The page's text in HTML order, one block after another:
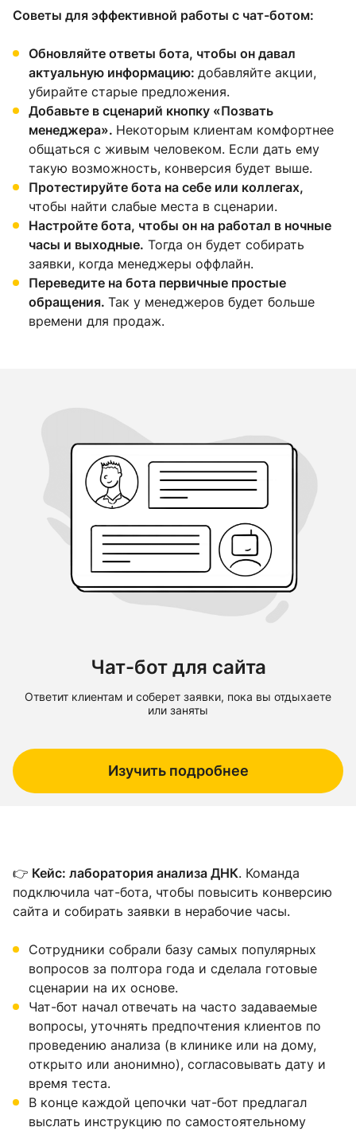
Советы для эффективной работы с чат-ботом:
Обновляйте ответы бота, чтобы он давал
актуальную информацию: добавляйте акции,
убирайте старые предложения.
Добавьте в сценарий кнопку «Позвать
менеджера». Некоторым клиентам комфортнее
общаться с живым человеком. Если дать ему
такую возможность, конверсия будет выше.
Протестируйте бота на себе или коллегах,
чтобы найти слабые места в сценарии.
Настройте бота, чтобы он на работал в ночные
часы и выходные. Тогда он будет собирать
заявки, когда менеджеры оффлайн.
Переведите на бота первичные простые
обращения. Так у менеджеров будет больше
времени для продаж.
Чат-бот для сайта
Ответит клиентам и соберет заявки, пока вы отдыхаете
или заняты
Изучить подробнее
👉 Кейс: лаборатория анализа ДНК. Команда
подключила чат-бота, чтобы повысить конверсию
сайта и собирать заявки в нерабочие часы.
Сотрудники собрали базу самых популярных
вопросов за полтора года и сделала готовые
сценарии на их основе.
Чат-бот начал отвечать на часто задаваемые
вопросы, уточнять предпочтения клиентов по
проведению анализа (в клинике или на дому,
открыто или анонимно), согласовывать дату и
время теста.
В конце каждой цепочки чат-бот предлагал
выслать инструкцию по самостоятельному